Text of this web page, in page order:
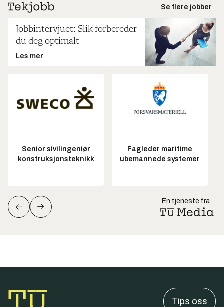
Se flere jobber
Jobbintervjuet: Slik forbereder
du deg optimalt
Les mer
Senior sivilingeniør
konstruksjonsteknikk
Fagleder maritime
ubemannede systemer
En tjeneste fra
Tips oss